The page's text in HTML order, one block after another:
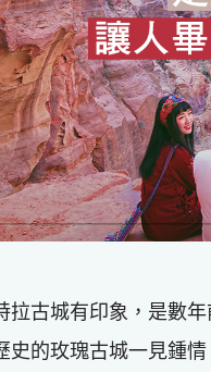
拉古城有印象，是數
史的玫瑰古城一見鍾